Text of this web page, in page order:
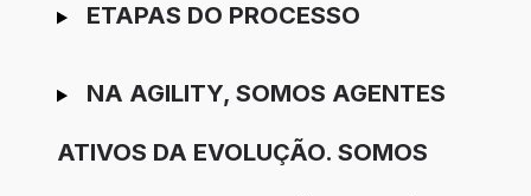
ETAPAS DO PROCESSO
NA AGILITY, SOMOS AGENTES
ATIVOS DA EVOLUÇÃO. SOMOS